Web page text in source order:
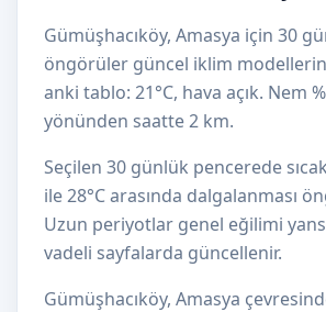
Gümüşhacıköy, Amasya için 30
öngörüler güncel iklim
anki tablo: 21°C, hava açık. Nem
yönünden saatte 2 km.
Seçilen 30 günlük pencerede
ile 28°C arasında dalgalanması
Uzun periyotlar genel eğilimi
vadeli sayfalarda güncellenir.
Gümüşhacıköy, Amasya